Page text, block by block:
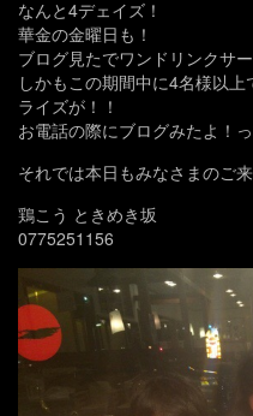
なんと4デェイズ！
華金の金曜日も！
ブログ見たでワンドリンクサ
しかもこの期間中に4名様以
ライズが！！
お電話の際にブログみたよ！
それでは本日もみなさまのご
鶏こう ときめき坂
0775251156